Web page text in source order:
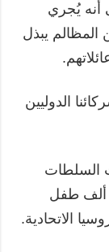
أنه يُجري
يبذل
الدوليين
السلطات
الروسية في وثائقها الرسمية ترحيل 744 ألف طفل
الاتحادية.